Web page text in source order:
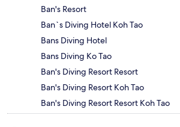
Ban's Resort
Ban`s Diving Hotel Koh Tao
Bans Diving Hotel
Bans Diving Ko Tao
Ban's Diving Resort Resort
Ban's Diving Resort Koh Tao
Ban's Diving Resort Resort Koh Tao